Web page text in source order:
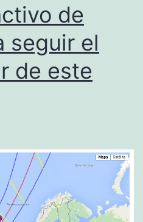
de
seguir el
de este